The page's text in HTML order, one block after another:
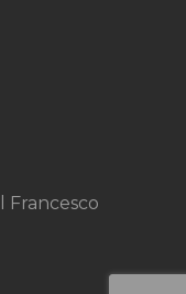
Francesco